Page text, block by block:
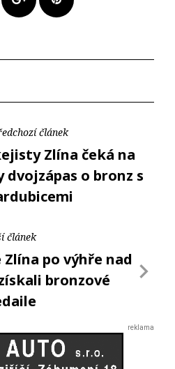
článek
Zlína čeká na
dvojzápas o bronz s
článek
po výhře nad
bronzové